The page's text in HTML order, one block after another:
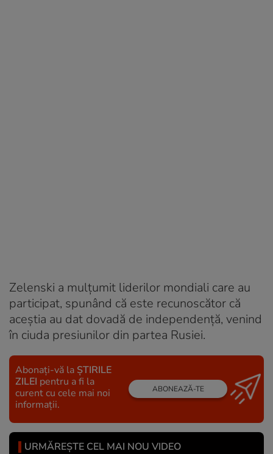
Zelenski a mulţumit liderilor mondiali care au
participat, spunând că este recunoscător că
aceştia au dat dovadă de independenţă, venind
în ciuda presiunilor din partea Rusiei.
Abonați-vă la ȘTIRILE
ZILEI pentru a fi la
curent cu cele mai noi
informații.
ABONEAZĂ-TE
URMĂREȘTE CEL MAI NOU VIDEO